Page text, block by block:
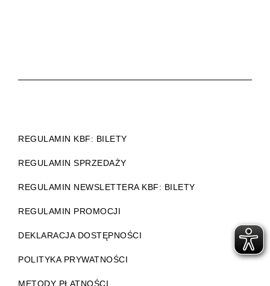
REGULAMIN KBF: BILETY
REGULAMIN SPRZEDAŻY
REGULAMIN NEWSLETTERA KBF: BILETY
REGULAMIN PROMOCJI
DEKLARACJA DOSTĘPNOŚCI
POLITYKA PRYWATNOŚCI
METODY PŁATNOŚCI